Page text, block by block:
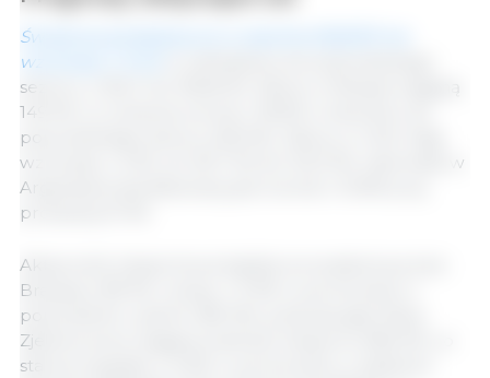
Światowa produkcja soi w sezonie 2022/23 ma
wzrosnąć o 11,4%
sezonu, z 352,7 do 392,8 Mt. Zbiory w Brazylii osiągną
149 Mt, co oznacza wzrost o 18,3% w stosunku do
poprzedniego sezonu (126 Mt). Zbiory w USA mają
wzrosnąć o 2,1%, ze 120,7 Mt do 123,3 Mt, natomiast w
Argentynie spodziewany jest wzrost o 15,9% przy
produkcji 51 Mt.
Aktywność eksportowa będzie prowadzona przez
Brazylię z 89 Mt, rosnąc o 11,3% w porównaniu z
poprzednim cyklem (80 Mt), podczas gdy Stany
Zjednoczone osiągną wielkość eksportu 58,6 Mt, co
stanowi spadek o 0,2% w porównaniu z ostatnimi